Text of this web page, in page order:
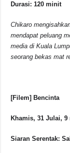
Durasi: 120 minit
Chikaro
mendapat peluang
media di Kuala
seorang bekas mat
[Filem] Bencinta
Khamis, 31 Julai, 9
Siaran Serentak: